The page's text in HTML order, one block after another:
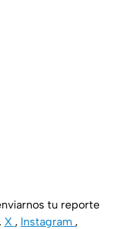
tu reporte
, X , Instagram ,